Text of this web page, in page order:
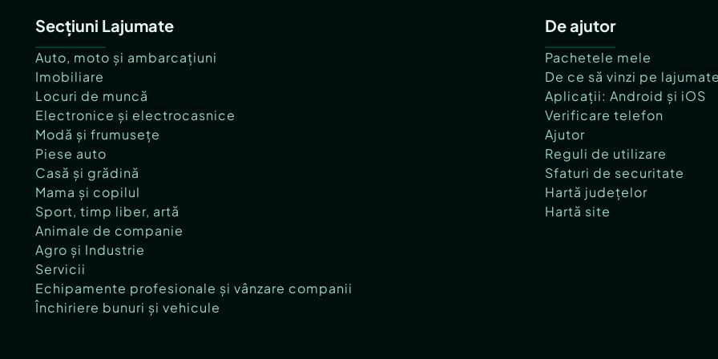
Secțiuni Lajumate
Auto, moto și ambarcațiuni
Imobiliare
Locuri de muncă
Electronice și electrocasnice
Modă și frumusețe
Piese auto
Casă și grădină
Mama și copilul
Sport, timp liber, artă
Animale de companie
Agro și Industrie
Servicii
Echipamente profesionale și vânzare companii
Închiriere bunuri și vehicule
De ajutor
Pachetele mele
De ce să vinzi pe
Aplicații: Android și iOS
Verificare telefon
Ajutor
Reguli de utilizare
Sfaturi de securitate
Hartă județelor
Hartă site